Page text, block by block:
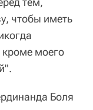
чтобы иметь
кроме моего
Боля